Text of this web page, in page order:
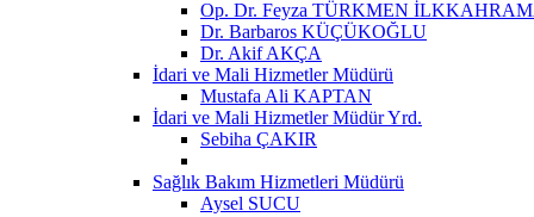
Op. Dr. Feyza TÜRKMEN
Dr. Barbaros KÜÇÜKOĞLU
Dr. Akif AKÇA
İdari ve Mali Hizmetler Müdürü
Mustafa Ali KAPTAN
İdari ve Mali Hizmetler Müdür Yrd.
Sebiha ÇAKIR
Sağlık Bakım Hizmetleri Müdürü
Aysel SUCU